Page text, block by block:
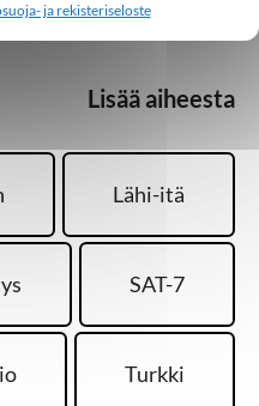
ja rekisteriseloste
Lisää aiheesta
Lähi-itä
SAT-7
Turkki